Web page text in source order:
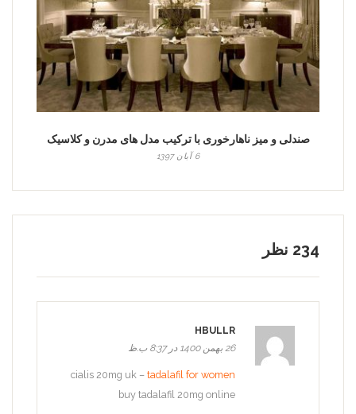
صندلی و میز ناهارخوری با ترکیب مدل های مدرن و کلاسیک
6 آبان 1397
234 نظر
HBULLR
26 بهمن 1400 در 8:37 ب.ظ
cialis 20mg uk – tadalafil for women
buy tadalafil 20mg online